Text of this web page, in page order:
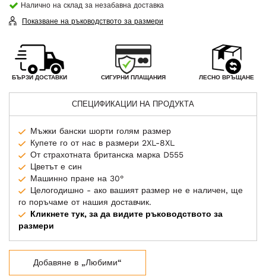
Налично на склад за незабавна доставка
Показване на ръководството за размери
БЪРЗИ ДОСТАВКИ СИГУРНИ ПЛАЩАНИЯ ЛЕСНО ВРЪЩАНЕ
СПЕЦИФИКАЦИИ НА ПРОДУКТА
Мъжки бански шорти голям размер
Купете го от нас в размери 2XL-8XL
От страхотната британска марка D555
Цветът е син
Машинно пране на 30°
Целогодишно - ако вашият размер не е наличен, ще
го поръчаме от нашия доставчик.
Кликнете тук, за да видите ръководството за
размери
Добавяне в „Любими“